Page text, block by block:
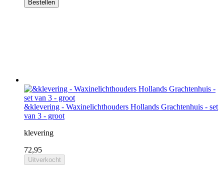
Bestellen
&klevering - Waxinelichthouders Hollands Grachtenhuis - set
van 3 - groot
klevering
72,95
Uitverkocht